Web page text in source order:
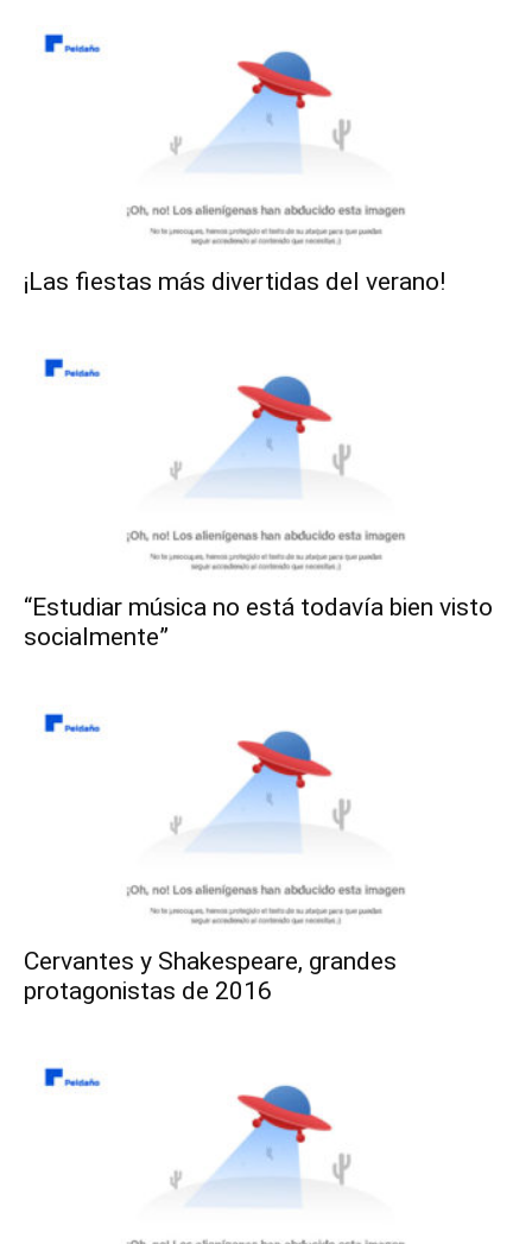
¡Las fiestas más divertidas del verano!
“Estudiar música no está todavía bien visto
socialmente”
Cervantes y Shakespeare, grandes
protagonistas de 2016